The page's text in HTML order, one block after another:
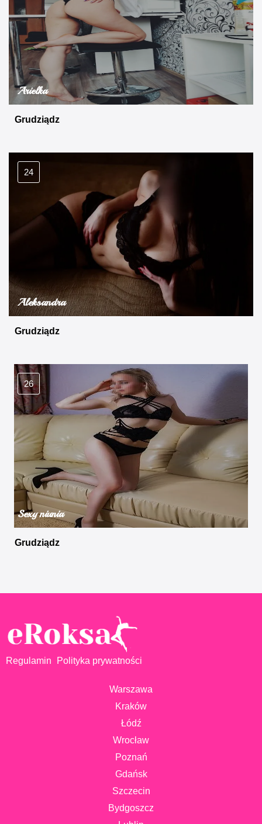
Arielka
Grudziądz
24
Aleksandra
Grudziądz
26
Sexy niunia
Grudziądz
Regulamin Polityka prywatności
Warszawa
Kraków
Łódź
Wrocław
Poznań
Gdańsk
Szczecin
Bydgoszcz